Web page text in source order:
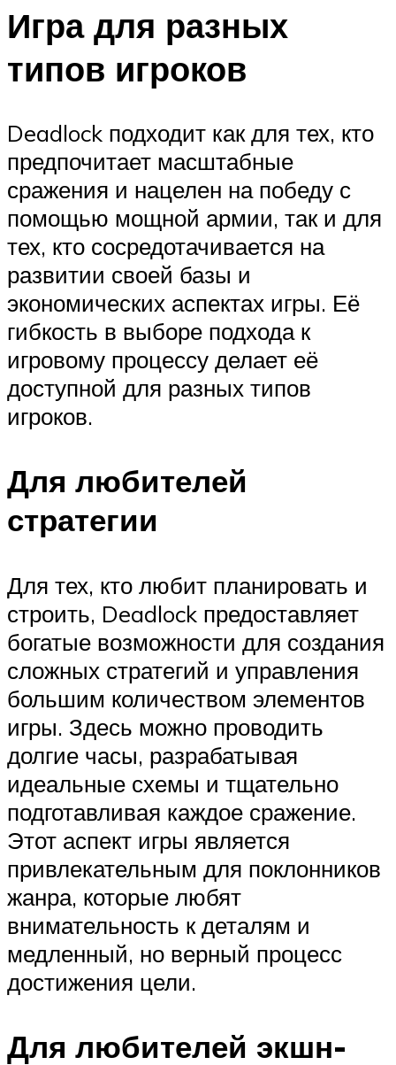
Игра для разных
типов игроков
Deadlock подходит как для тех, кто
предпочитает масштабные
сражения и нацелен на победу с
помощью мощной армии, так и для
тех, кто сосредотачивается на
развитии своей базы и
экономических аспектах игры. Её
гибкость в выборе подхода к
игровому процессу делает её
доступной для разных типов
игроков.
Для любителей
стратегии
Для тех, кто любит планировать и
строить, Deadlock предоставляет
богатые возможности для создания
сложных стратегий и управления
большим количеством элементов
игры. Здесь можно проводить
долгие часы, разрабатывая
идеальные схемы и тщательно
подготавливая каждое сражение.
Этот аспект игры является
привлекательным для поклонников
жанра, которые любят
внимательность к деталям и
медленный, но верный процесс
достижения цели.
Для любителей экшн-